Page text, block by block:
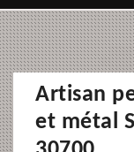
Artisan
et métal